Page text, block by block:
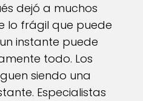
dejó a muchos
lo frágil que puede
instante puede
todo. Los
siendo una
Especialistas